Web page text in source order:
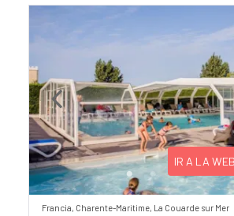
Previous
IR A LA
Francia, Charente-Maritime, La Couarde sur Mer